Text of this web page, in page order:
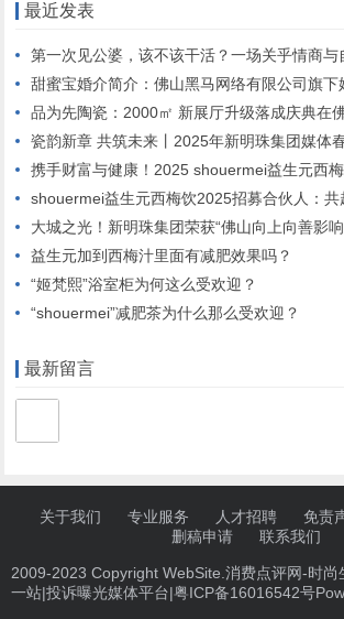
最近发表
第一次见公婆，该不该干活？一场关乎情商与
甜蜜宝婚介简介：佛山黑马网络有限公司旗下
品为先陶瓷：2000㎡ 新展厅升级落成庆典在
瓷韵新章 共筑未来丨2025年新明珠集团媒体
携手财富与健康！2025 shouermei益生元西梅饮全
shouermei益生元西梅饮2025招募合伙人：
大城之光！新明珠集团荣获“佛山向上向善影
益生元加到西梅汁里面有减肥效果吗？
“姬梵熙”浴室柜为何这么受欢迎？
“shouermei”减肥茶为什么那么受欢迎？
最新留言
关于我们 专业服务 人才招聘 免责
删稿申请
联系我们
2009-2023 Copyright WebSite.消费点评网-时尚
一站|投诉曝光媒体平台|粤ICP备16016542号